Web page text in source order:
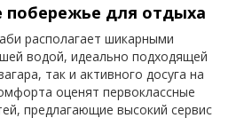
побережье для отдыха
располагает шикарными
водой, идеально подходящей
так и активного досуга на
оценят первоклассные
предлагающие высокий сервис